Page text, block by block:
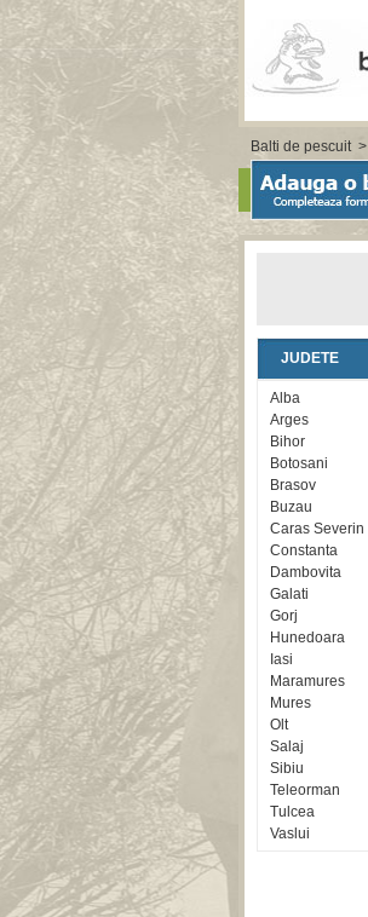
Balti de pescuit>
JUDETE
Alba
Arges
Bihor
Botosani
Brasov
Buzau
Caras Severin
Constanta
Dambovita
Galati
Gorj
Hunedoara
Iasi
Maramures
Mures
Olt
Salaj
Sibiu
Teleorman
Tulcea
Vaslui